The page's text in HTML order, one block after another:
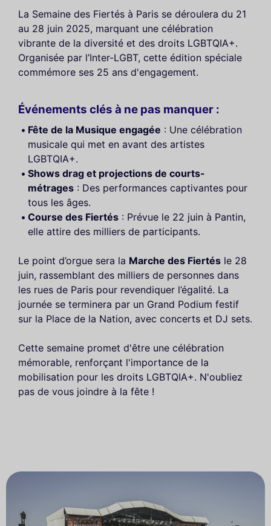
La Semaine des Fiertés à Paris se déroulera du 21
au 28 juin 2025, marquant une célébration
vibrante de la diversité et des droits LGBTQIA+.
Organisée par l’Inter-LGBT, cette édition spéciale
commémore ses 25 ans d'engagement.
Événements clés à ne pas manquer :
Fête de la Musique engagée : Une célébration
musicale qui met en avant des artistes
LGBTQIA+.
Shows drag et projections de courts-
métrages : Des performances captivantes pour
tous les âges.
Course des Fiertés : Prévue le 22 juin à Pantin,
elle attire des milliers de participants.
Le point d’orgue sera la Marche des Fiertés le 28
juin, rassemblant des milliers de personnes dans
les rues de Paris pour revendiquer l’égalité. La
journée se terminera par un Grand Podium festif
sur la Place de la Nation, avec concerts et DJ sets.
Cette semaine promet d'être une célébration
mémorable, renforçant l'importance de la
mobilisation pour les droits LGBTQIA+. N'oubliez
pas de vous joindre à la fête !